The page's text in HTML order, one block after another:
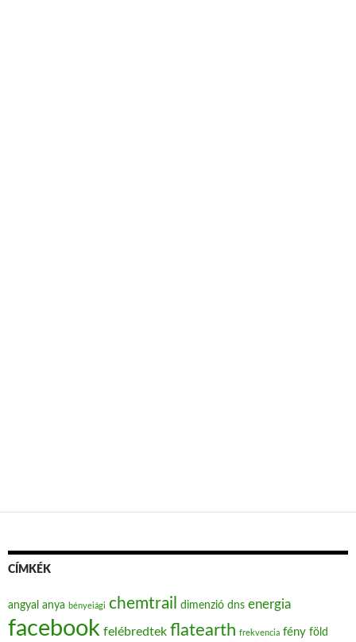
CÍMKÉK
angyal anya bényeiági chemtrail dimenzió dns energia
facebook felébredtek flatearth frekvencia fény föld